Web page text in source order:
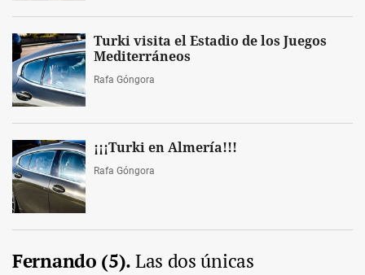
Turki visita el Estadio de los Juegos
Mediterráneos
Rafa Góngora
¡¡¡Turki en Almería!!!
Rafa Góngora
Fernando (5).Las dos únicas